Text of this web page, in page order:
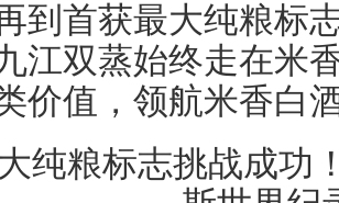
到首获最大纯粮标
双蒸始终走在米
价值，领航米香白